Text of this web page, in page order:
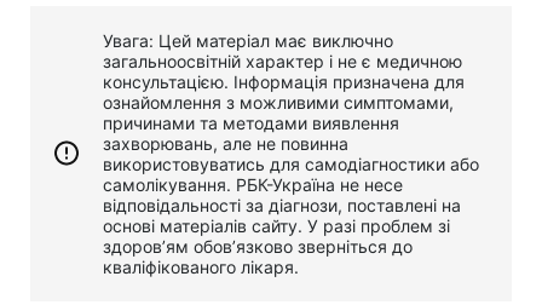
Увага: Цей матеріал має виключно
загальноосвітній характер і не є медичною
консультацією. Інформація призначена для
ознайомлення з можливими симптомами,
причинами та методами виявлення
захворювань, але не повинна
використовуватись для самодіагностики або
самолікування. РБК-Україна не несе
відповідальності за діагнози, поставлені на
основі матеріалів сайту. У разі проблем зі
здоров’ям обов’язково зверніться до
кваліфікованого лікаря.